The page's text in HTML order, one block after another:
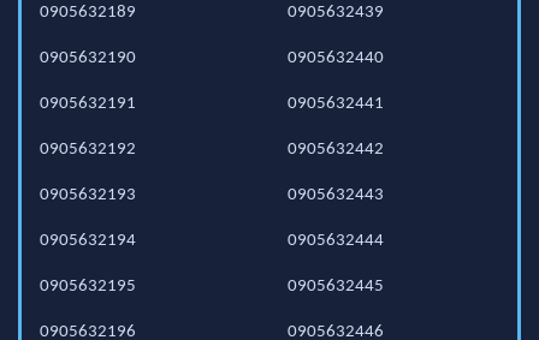
0905632189
0905632190
0905632191
0905632192
0905632193
0905632194
0905632195
0905632196
0905632439
0905632440
0905632441
0905632442
0905632443
0905632444
0905632445
0905632446